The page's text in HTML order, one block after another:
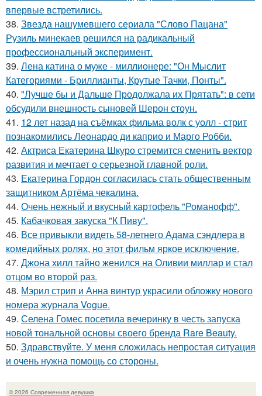
впервые встретились.
38. Звезда нашумевшего сериала "Слово Пацана"
Рузиль минекаев решился на радикальный
профессиональный эксперимент.
39. Лена катина о муже - миллионере: "Он Мыслит
Категориями - Бриллианты, Крутые Тачки, Понты".
40. "Лучше бы и Дальше Продолжала их Прятать": в сети
обсудили внешность сыновей Шерон стоун.
41. 12 лет назад на съёмках фильма волк с уолл - стрит
познакомились Леонардо ди каприо и Марго Робби.
42. Актриса Екатерина Шкуро стремится сменить вектор
развития и мечтает о серьезной главной роли.
43. Екатерина Гордон согласилась стать общественным
защитником Артёма чекалина.
44. Очень нежный и вкусный картофель "Романофф".
45. Кабачковая закуска "К Пиву".
46. Все привыкли видеть 58-летнего Адама сэндлера в
комедийных ролях, но этот фильм яркое исключение.
47. Джона хилл тайно женился на Оливии миллар и стал
отцом во второй раз.
48. Мэрил стрип и Анна винтур украсили обложку нового
номера журнала Vogue.
49. Селена Гомес посетила вечеринку в честь запуска
новой тональной основы своего бренда Rare Beauty.
50. Здравствуйте. У меня сложилась непростая ситуация
и очень нужна помощь со стороны.
© 2026 Современная девушка